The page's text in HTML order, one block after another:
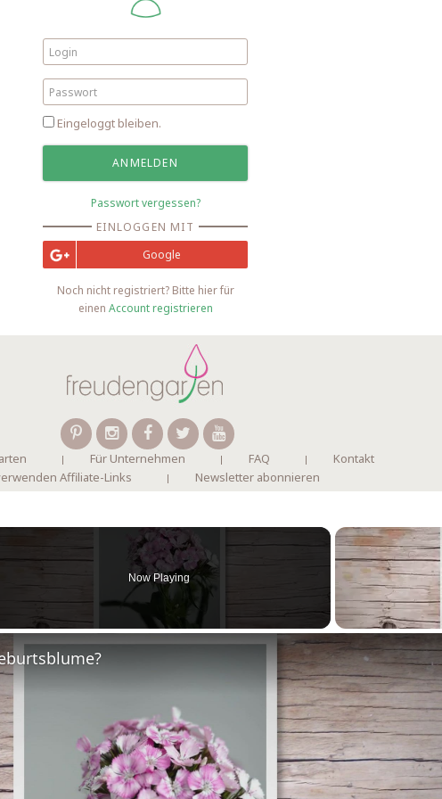
Eingeloggt bleiben.
Passwort vergessen?
EINLOGGEN MIT
Google
Noch nicht registriert? Bitte hier für
einen Account registrieren
Für Unternehmen FAQ
Kontakt
Affiliate-Links
Newsletter abonnieren
Now Playing